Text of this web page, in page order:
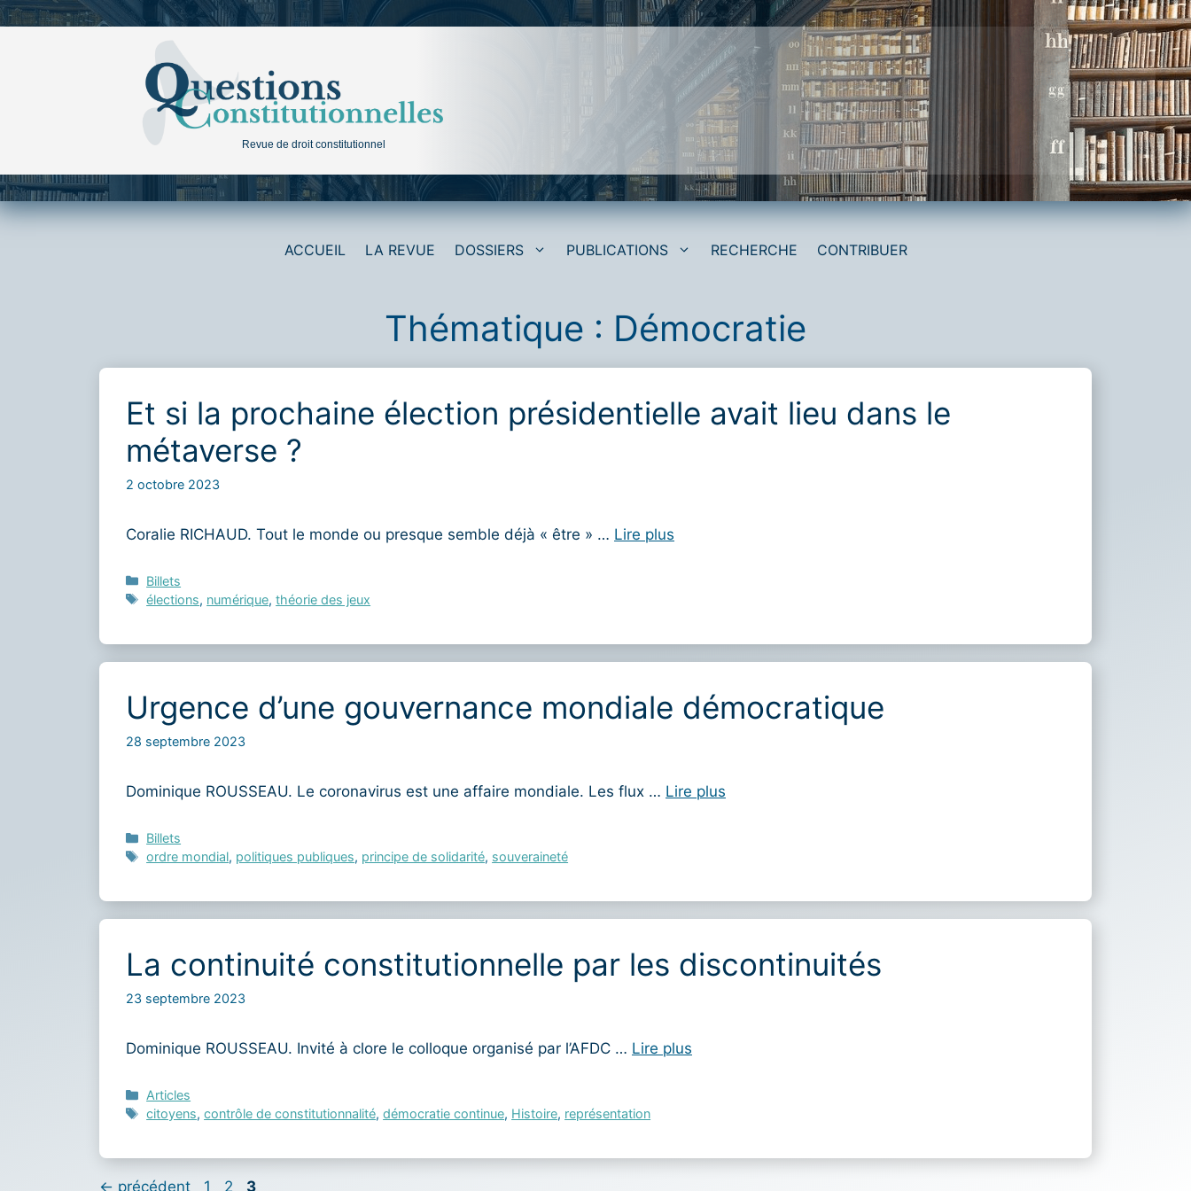
Aller
au
Revue de droit constitutionnel
ACCUEIL LA REVUE DOSSIERS PUBLICATIONS RECHERCHE CONTRIBUER
Thématique : Démocratie
Et si la prochaine élection présidentielle avait lieu dans le
métaverse ?
2 octobre 2023
Coralie RICHAUD. Tout le monde ou presque semble déjà « être » … Lire plus
Catégories
Billets
Étiquettes
élections, numérique,théorie des jeux
Urgence d’une gouvernance mondiale démocratique
28 septembre 2023
Dominique ROUSSEAU. Le coronavirus est une affaire mondiale. Les flux … Lire plus
Catégories
Billets
Étiquettes
ordre mondial, politiques publiques, principe de solidarité, souveraineté
La continuité constitutionnelle par les discontinuités
23 septembre 2023
Dominique ROUSSEAU. Invité à clore le colloque organisé par l’AFDC … Lire plus
Catégories
Articles
Étiquettes
citoyens,contrôle de constitutionnalité,démocratie continue, Histoire, représentation
← précédent Page
1 Page
2 Page
3